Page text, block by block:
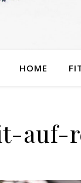
HOME
auf-